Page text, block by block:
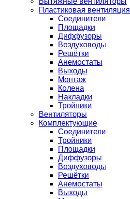
Пластиковая вентиляция
Соединители
Площадки
Диффузоры
Воздуховоды
Решётки
Анемостаты
Выходы
Монтаж
Колена
Накладки
Тройники
Вентиляторы
Комплектующие
Соединители
Тройники
Площадки
Диффузоры
Воздуховоды
Решётки
Анемостаты
Выходы